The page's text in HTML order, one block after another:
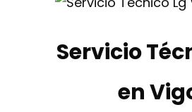
Servicio
en